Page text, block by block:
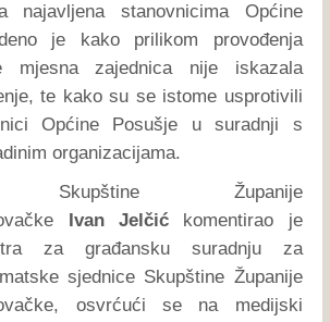
najavljena stanovnicima Općine
je kako prilikom provođenja
mjesna zajednica nije iskazala
te kako su se istome usprotivili
Općine Posušje u suradnji s
organizacijama.
Skupštine Županije
Ivan Jelčić komentirao je
za građansku suradnju za
sjednice Skupštine Županije
osvrćući se na medijski